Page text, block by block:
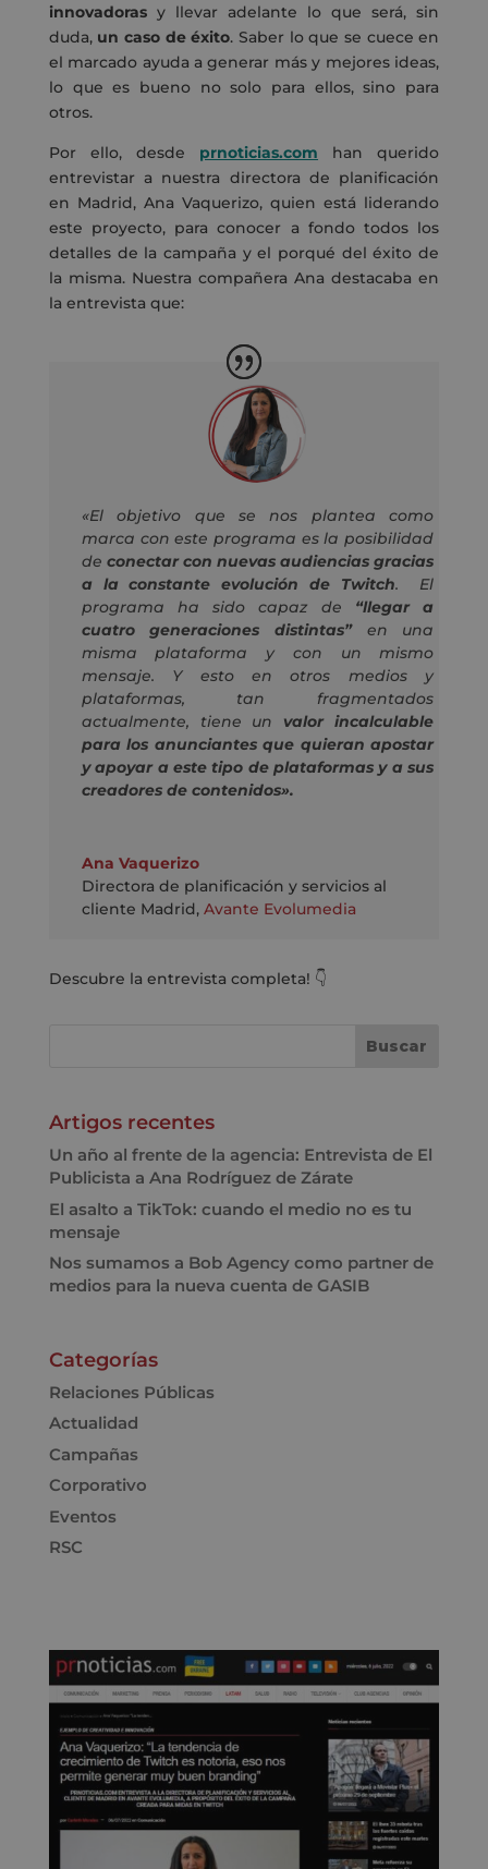
innovadorasy llevar adelante lo que será, sin
duda, un caso de éxito. Saber lo que se cuece en
el marcado ayuda a generar más y mejores ideas,
lo que es bueno no solo para ellos, sino para
otros.
Por ello, desde prnoticias.com han querido
entrevistar a nuestra directora de planificación
en Madrid, Ana Vaquerizo, quien está liderando
este proyecto, para conocer a fondo todos los
detalles de la campaña y el porqué del éxito de
la misma. Nuestra compañera Ana destacaba en
la entrevista que:
«El objetivo que se nos plantea como
marca con este programa es la posibilidad
de conectar con nuevas audiencias gracias
a la constante evolución de Twitch. El
programa ha sido capaz de “llegar a
cuatro generaciones distintas”en una
misma plataforma y con un mismo
mensaje. Y esto en otros medios y
plataformas, tan fragmentados
actualmente, tiene un valor incalculable
para los anunciantes que quieran apostar
y apoyar a este tipo de plataformas y a sus
creadores de contenidos».
Ana Vaquerizo
Directora de planificación y servicios al
cliente Madrid, Avante Evolumedia
Descubre la entrevista completa! 👇
Artigos recentes
Un año al frente de la agencia: Entrevista de El
Publicista a Ana Rodríguez de Zárate
El asalto a TikTok: cuando el medio no es tu
mensaje
Nos sumamos a Bob Agency como partner de
medios para la nueva cuenta de GASIB
Categorías
Relaciones Públicas
Actualidad
Campañas
Corporativo
Eventos
RSC